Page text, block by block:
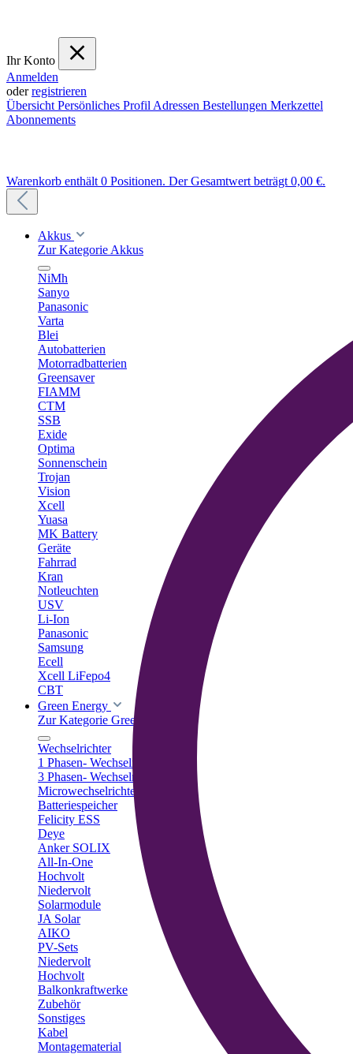
Ihr Konto
Anmelden
oderregistrieren
Übersicht Persönliches Profil Adressen Bestellungen Merkzettel
Abonnements
Warenkorb enthält 0 Positionen. Der Gesamtwert beträgt 0,00 €.
Akkus
Zur Kategorie Akkus
NiMh
Sanyo
Panasonic
Varta
Blei
Autobatterien
Motorradbatterien
Greensaver
FIAMM
CTM
SSB
Exide
Optima
Sonnenschein
Trojan
Vision
Xcell
Yuasa
MK Battery
Geräte
Fahrrad
Kran
Notleuchten
USV
Li-Ion
Panasonic
Samsung
Ecell
Xcell LiFepo4
CBT
Green Energy
Zur Kategorie Green Energy
Wechselrichter
1 Phasen- Wechselrichter
3 Phasen- Wechselrichter
Microwechselrichter
Batteriespeicher
Felicity ESS
Deye
Anker SOLIX
All-In-One
Hochvolt
Niedervolt
Solarmodule
JA Solar
AIKO
PV-Sets
Niedervolt
Hochvolt
Balkonkraftwerke
Zubehör
Sonstiges
Kabel
Montagematerial